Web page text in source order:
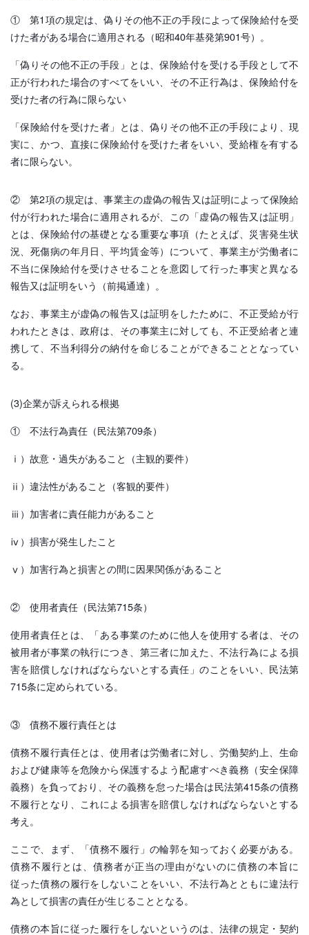
① 第1項の規定は、偽りその他不正の手段によって保険給付を受
けた者がある場合に適用される（昭和40年基発第901号）。
「偽りその他不正の手段」とは、保険給付を受ける手段として不
正が行われた場合のすべてをいい、その不正行為は、保険給付を
受けた者の行為に限らない
「保険給付を受けた者」とは、偽りその他不正の手段により、現
実に、かつ、直接に保険給付を受けた者をいい、受給権を有する
者に限らない。
② 第2項の規定は、事業主の虚偽の報告又は証明によって保険給
付が行われた場合に適用されるが、この「虚偽の報告又は証明」
とは、保険給付の基礎となる重要な事項（たとえば、災害発生状
況、死傷病の年月日、平均賃金等）について、事業主が労働者に
不当に保険給付を受けさせることを意図して行った事実と異なる
報告又は証明をいう（前掲通達）。
なお、事業主が虚偽の報告又は証明をしたために、不正受給が行
われたときは、政府は、その事業主に対しても、不正受給者と連
携して、不当利得分の納付を命じることができることとなってい
る。
(3)企業が訴えられる根拠
① 不法行為責任（民法第709条）
ⅰ）故意・過失があること（主観的要件）
ⅱ）違法性があること（客観的要件）
ⅲ）加害者に責任能力があること
ⅳ）損害が発生したこと
ⅴ）加害行為と損害との間に因果関係があること
② 使用者責任（民法第715条）
使用者責任とは、「ある事業のために他人を使用する者は、その
被用者が事業の執行につき、第三者に加えた、不法行為による損
害を賠償しなければならないとする責任」のことをいい、民法第
715条に定められている。
③ 債務不履行責任とは
債務不履行責任とは、使用者は労働者に対し、労働契約上、生命
および健康等を危険から保護するよう配慮すべき義務（安全保障
義務）を負っており、その義務を怠った場合は民法第415条の債務
不履行となり、これによる損害を賠償しなければならないとする
考え。
ここで、まず、「債務不履行」の輪郭を知っておく必要がある。
債務不履行とは、債務者が正当の理由がないのに債務の本旨に
従った債務の履行をしないことをいい、不法行為とともに違法行
為として損害の責任が生じることとなる。
債務の本旨に従った履行をしないというのは、法律の規定・契約